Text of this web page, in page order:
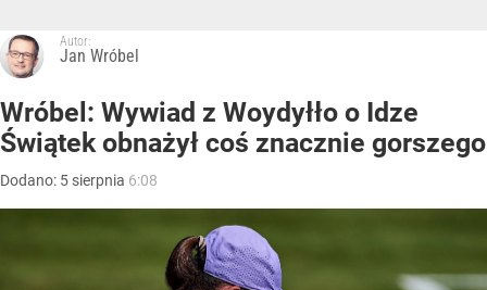
Autor:
Jan Wróbel
Wróbel: Wywiad z Woydyłło o Idze
Świątek obnażył coś znacznie gorszego
Dodano: 5 sierpnia 6:08